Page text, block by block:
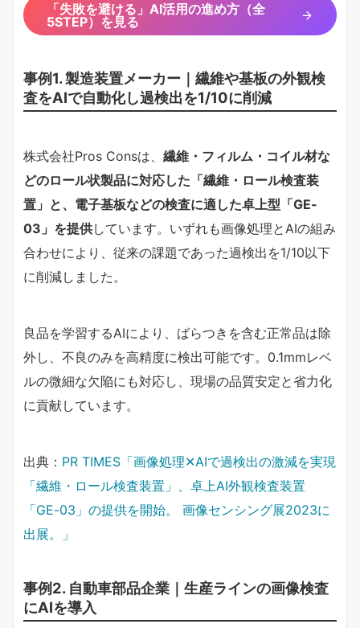
「失敗を避ける」AI活用の進め方（全
5STEP）を見る
事例1. 製造装置メーカー｜繊維や基板の外観検
査をAIで自動化し過検出を1/10に削減
株式会社Pros Consは、 繊維・フィルム・コイル材な
どのロール状製品に対応した「繊維・ロール検査装
置」と、電子基板などの検査に適した卓上型「GE-
03」を提供しています。いずれも画像処理とAIの組み
合わせにより、従来の課題であった過検出を1/10以下
に削減しました。
良品を学習するAIにより、ばらつきを含む正常品は除
外し、不良のみを高精度に検出可能です。0.1mmレベ
ルの微細な欠陥にも対応し、現場の品質安定と省力化
に貢献しています。
出典： PR TIMES「画像処理✕AIで過検出の激減を実現
「繊維・ロール検査装置」、卓上AI外観検査装置
「GE-03」の提供を開始。 画像センシング展2023に
出展。」
事例2. 自動車部品企業｜生産ラインの画像検査
にAIを導入